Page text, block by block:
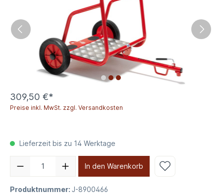
309,50 €*
Preise inkl. MwSt. zzgl. Versandkosten
Lieferzeit bis zu 14 Werktage
In den Warenkorb
Produktnummer: J-8900466